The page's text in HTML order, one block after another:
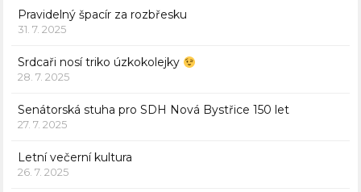
Pravidelný špacír za rozbřesku
31. 7. 2025
Srdcaři nosí triko úzkokolejky
28. 7. 2025
Senátorská stuha pro SDH Nová Bystřice 150 let
27. 7. 2025
Letní večerní kultura
26. 7. 2025